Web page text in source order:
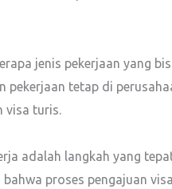
jenis pekerjaan yang
tetap di
visa turis.
adalah langkah yang
proses pengajuan